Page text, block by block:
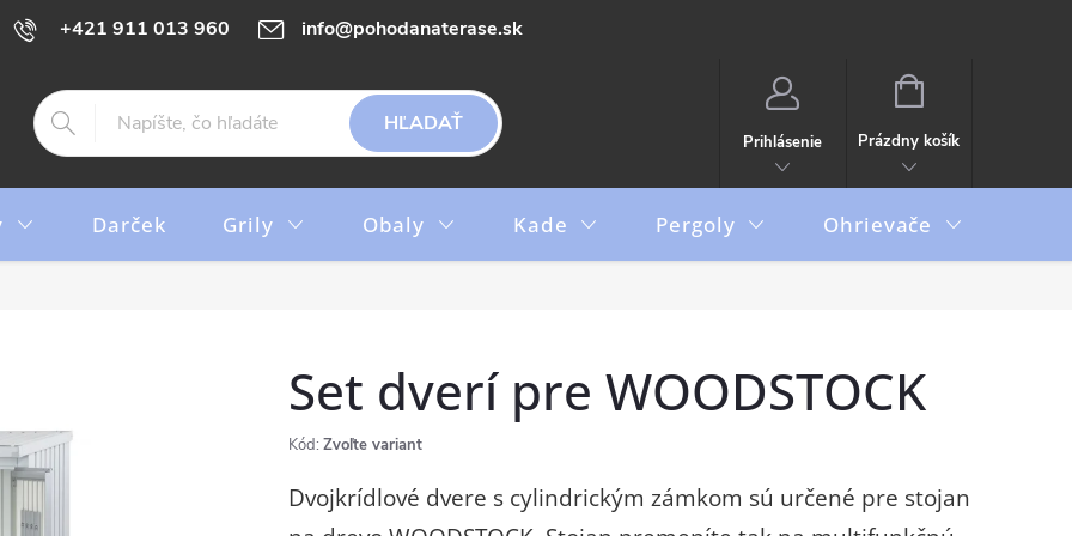
+421 911 013 960 info@pohodanaterase.sk
HĽADAŤ
Prihlásenie
NÁKUPNÝ
Prázdny košík
Darček Grily Obaly Kade Pergoly Ohrievače
Set dverí pre WOODSTOCK
Kód: Zvoľte variant
Dvojkrídlové dvere s cylindrickým zámkom sú určené pre stojan